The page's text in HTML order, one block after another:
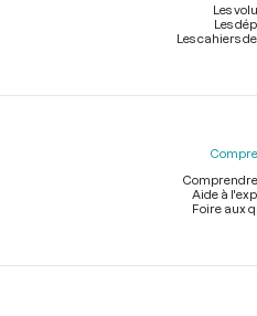
Les
Les
Les cahiers
Aide à
Foire aux